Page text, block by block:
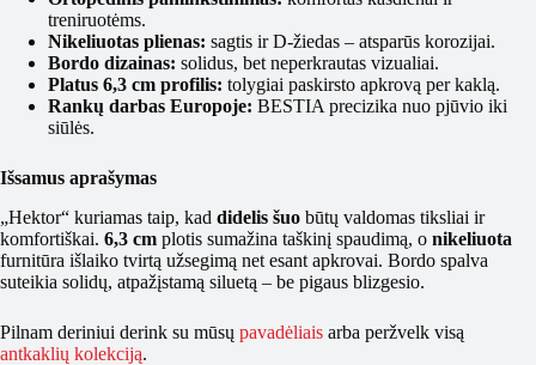
treniruotėms.
Nikeliuotas plienas: sagtis ir D-žiedas – atsparūs korozijai.
Bordo dizainas: solidus, bet neperkrautas vizualiai.
Platus 6,3 cm profilis: tolygiai paskirsto apkrovą per kaklą.
Rankų darbas Europoje: BESTIA precizika nuo pjūvio iki
siūlės.
Išsamus aprašymas
„Hektor“ kuriamas taip, kad didelis šuo būtų valdomas tiksliai ir
komfortiškai. 6,3 cm plotis sumažina taškinį spaudimą, o nikeliuota
furnitūra išlaiko tvirtą užsegimą net esant apkrovai. Bordo spalva
suteikia solidų, atpažįstamą siluetą – be pigaus blizgesio.
Pilnam deriniui derink su mūsų pavadėliais arba peržvelk visą
antkaklių kolekciją.